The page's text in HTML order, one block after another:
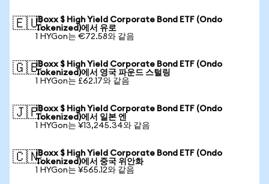
🇪🇺iBoxx $ High Yield Corporate Bond ETF (Ondo
Tokenized)에서 유로
1 HYGon는 €72.58와 같음
🇬🇧iBoxx $ High Yield Corporate Bond ETF (Ondo
Tokenized)에서 영국 파운드 스털링
1 HYGon는 £62.17와 같음
🇯🇵iBoxx $ High Yield Corporate Bond ETF (Ondo
Tokenized)에서 일본 엔
1 HYGon는 ¥13,245.34와 같음
🇨🇳iBoxx $ High Yield Corporate Bond ETF (Ondo
Tokenized)에서 중국 위안화
1 HYGon는 ¥565.12와 같음